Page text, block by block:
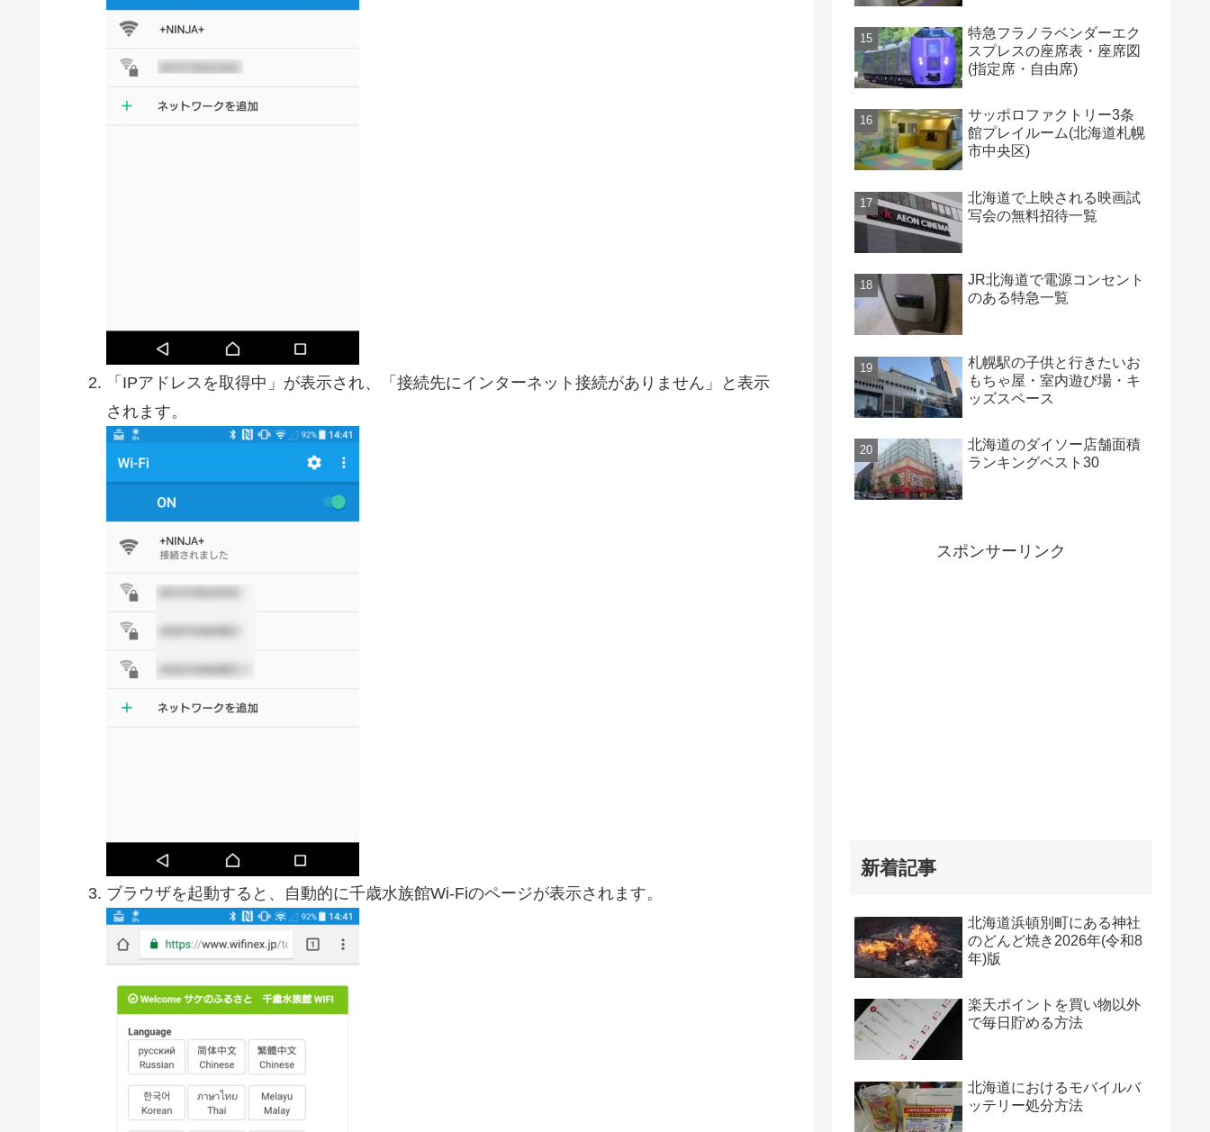
「IPアドレスを取得中」が表示され、「接続先にインターネット接続がありません」と表示
されます。
ブラウザを起動すると、自動的に千歳水族館Wi-Fiのページが表示されます。
特急フラノラベンダーエク
スプレスの座席表・座席図
(指定席・自由席)
サッポロファクトリー3条
館プレイルーム(北海道札幌
市中央区)
北海道で上映される映画試
写会の無料招待一覧
JR北海道で電源コンセント
のある特急一覧
札幌駅の子供と行きたいお
もちゃ屋・室内遊び場・キ
ッズスペース
北海道のダイソー店舗面積
ランキングベスト30
スポンサーリンク
新着記事
北海道浜頓別町にある神社
のどんど焼き2026年(令和8
年)版
楽天ポイントを買い物以外
で毎日貯める方法
北海道におけるモバイルバ
ッテリー処分方法